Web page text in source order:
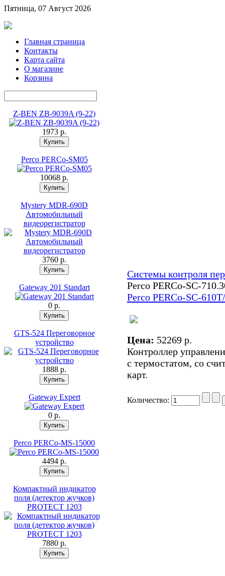
Пятница, 07 Август 2026
Главная страница
Контакты
Карта сайта
О магазине
Корзина
Z-BEN ZB-9039A (9-22)
1973 p.
Perco PERCo-SM05
10068 p.
Mystery MDR-690D
Автомобильный
видеорегистратор
3760 p.
Gateway 201 Standart
0 p.
GTS-524 Переговорное
устройство
1888 p.
Gateway Expert
0 p.
Perco PERCo-MS-15000
4494 p.
Компактный индикатор
поля (детектор жучков)
PROTECT 1203
7880 p.
Системы контроля
Perco PERCo-SC-
Perco PERCo-SC-
Цена: 52269 p.
Контроллер
с термостатом, со
карт.
Количество: